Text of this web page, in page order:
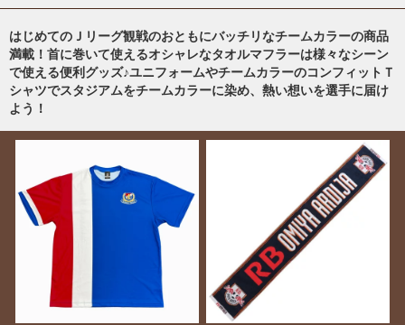
はじめてのＪリーグ観戦のおともにバッチリなチームカラーの商品
満載！首に巻いて使えるオシャレなタオルマフラーは様々なシーン
で使える便利グッズ♪ユニフォームやチームカラーのコンフィットＴ
シャツでスタジアムをチームカラーに染め、熱い想いを選手に届け
よう！